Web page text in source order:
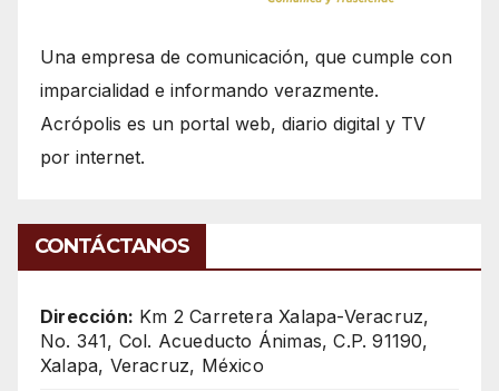
Una empresa de comunicación, que cumple con
imparcialidad e informando verazmente.
Acrópolis es un portal web, diario digital y TV
por internet.
CONTÁCTANOS
Dirección: Km 2 Carretera Xalapa-Veracruz,
No. 341, Col. Acueducto Ánimas, C.P. 91190,
Xalapa, Veracruz, México